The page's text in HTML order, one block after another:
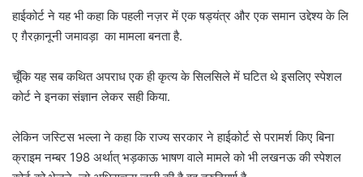
हाईकोर्ट ने यह भी कहा कि पहली नज़र में एक षड्यंत्र और एक समान उद्देश्य के लि
ए ग़ैरक़ानूनी जमावड़ा का मामला बनता है.
चूँकि यह सब कथित अपराध एक ही कृत्य के सिलसिले में घटित थे इसलिए स्पेशल
कोर्ट ने इनका संज्ञान लेकर सही किया.
लेकिन जस्टिस भल्ला ने कहा कि राज्य सरकार ने हाईकोर्ट से परामर्श किए बिना
क्राइम नम्बर 198 अर्थात् भड़काऊ भाषण वाले मामले को भी लखनऊ की स्पेशल